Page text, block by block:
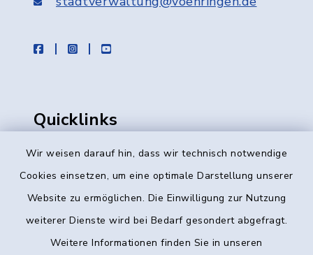
Wir weisen darauf hin, dass wir technisch notwendige
Cookies einsetzen, um eine optimale Darstellung unserer
Website zu ermöglichen. Die Einwilligung zur Nutzung
weiterer Dienste wird bei Bedarf gesondert abgefragt.
Weitere Informationen finden Sie in unseren
facebookinstagramyoutube
Quicklinks
Ratsinformation, Sitzungstermine
Amtsblatt
Geo-Datenportal
Schadensmelder